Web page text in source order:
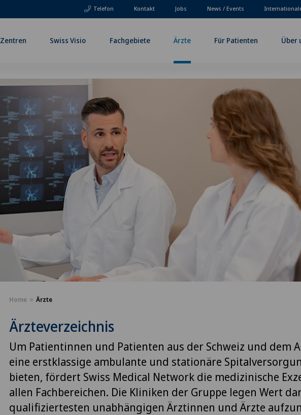
Telefon Kontakt Jobs News / Events
Zentren Swiss Visio Fachgebiete Ärzte Für Patienten Über
Home Ärzte
Ärzteverzeichnis
Um Patientinnen und Patienten aus der Schweiz und dem
eine erstklassige ambulante und stationäre
bieten, fördert Swiss Medical Network die medizinische
allen Fachbereichen. Die Kliniken der Gruppe legen Wert
qualifiziertesten unabhängigen Ärztinnen und Ärzte